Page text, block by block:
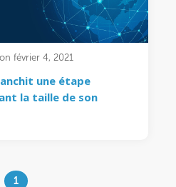
février 4, 2021
une étape
la taille de son
1